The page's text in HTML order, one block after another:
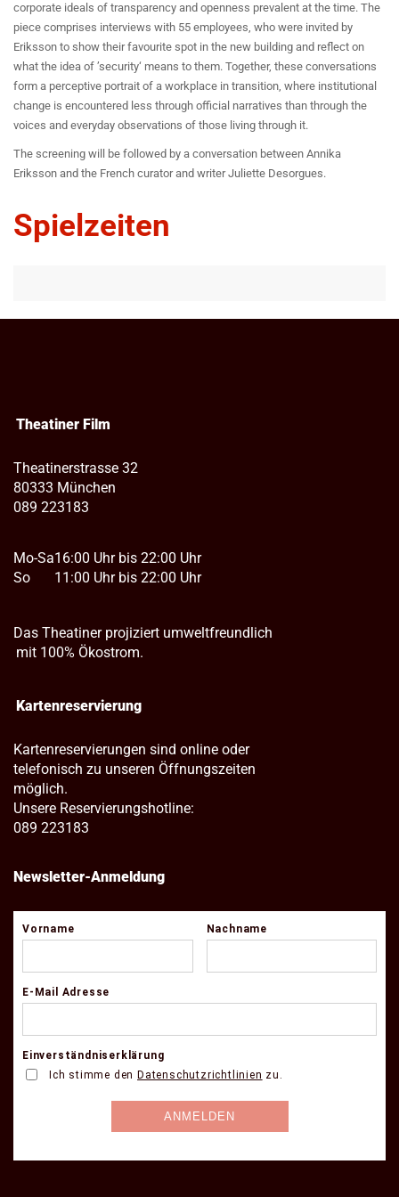
corporate ideals of transparency and openness prevalent at the time. The
piece comprises interviews with 55 employees, who were invited by
Eriksson to show their favourite spot in the new building and reflect on
what the idea of ’security‘ means to them. Together, these conversations
form a perceptive portrait of a workplace in transition, where institutional
change is encountered less through official narratives than through the
voices and everyday observations of those living through it.
The screening will be followed by a conversation between Annika
Eriksson and the French curator and writer Juliette Desorgues.
Spielzeiten
Theatiner Film
Theatinerstrasse 32
80333 München
089 223183
Mo-Sa
So
16:00 Uhr bis 22:00 Uhr
11:00 Uhr bis 22:00 Uhr
Das Theatiner projiziert umweltfreundlich
mit 100% Ökostrom.
Kartenreservierung
Kartenreservierungen sind online oder
telefonisch zu unseren Öffnungszeiten
möglich.
Unsere Reservierungshotline:
089 223183
Newsletter-Anmeldung